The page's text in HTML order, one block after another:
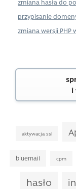
zmiana hasła do
przypisanie
zmiana wersji PHP
i
aktywacja ssl
bluemail cpm
hasło